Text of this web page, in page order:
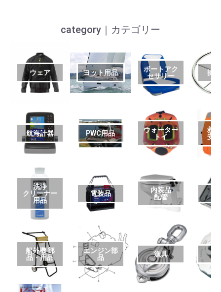
category｜カテゴリー
ウェア ヨット用品
ボートアク
セサリー
操
航海計器 PWC用品
ウォーター
トイ
救
安
洗浄
クリーナー
用品
電装品
内装品
配管
艤
船外機 部
品・用品
エンジン部
品
漁具